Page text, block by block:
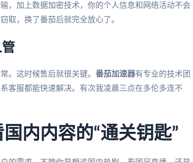
，加上数据加密技术，你的个人信息和网络活动不会
取，换了番茄后就完全放心了。
。这时候售后就很关键。 番茄加速器有专业的技术团
客服都能快速解决。有次我凌晨三点在多伦多连不
内内容的“通关钥匙”